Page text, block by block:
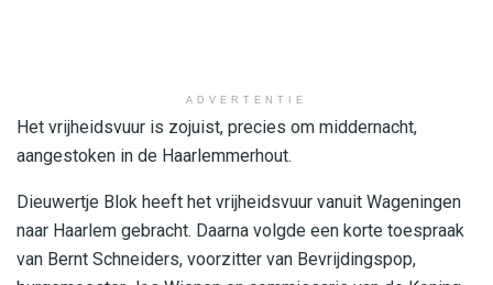
ADVERTENTIE
Het vrijheidsvuur is zojuist, precies om middernacht,
aangestoken in de Haarlemmerhout.
Dieuwertje Blok heeft het vrijheidsvuur vanuit Wageningen
naar Haarlem gebracht. Daarna volgde een korte toespraak
van Bernt Schneiders, voorzitter van Bevrijdingspop,